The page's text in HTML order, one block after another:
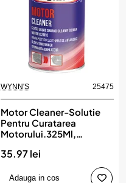
WYNN'S 25475
Motor Cleaner-Solutie
Pentru Curatarea
Motorului.325Ml,
35.97 lei
Adauga in cos